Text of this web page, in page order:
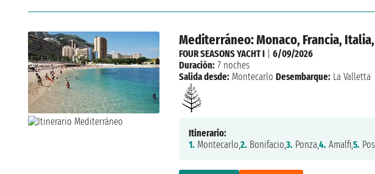
Mediterráneo: Monaco, Francia,
FOUR SEASONS YACHT I |6/09/2026
Duración: 7 noches
Salida desde: Montecarlo Desembarque: La Valletta
Itinerario:
1. Montecarlo,2. Bonifacio,3. Ponza,4. Amalfi,5.